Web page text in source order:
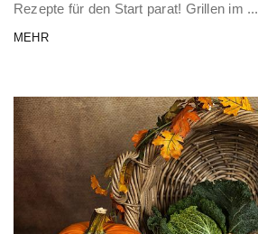
Rezepte für den Start parat! Grillen im ...
MEHR